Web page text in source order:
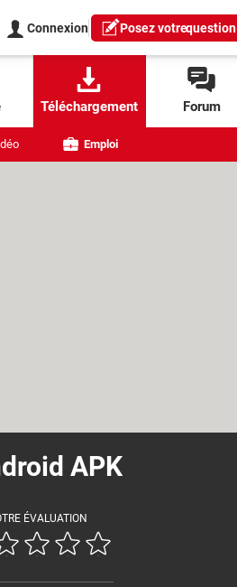
Connexion Posez votrequestion
Téléchargement Forum
Emploi
APK
ÉVALUATION